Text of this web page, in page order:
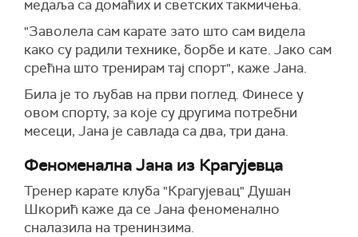
медаља са домаћих и светских такмичења.
"Заволела сам карате зато што сам видела
како су радили технике, борбе и кате. Јако сам
срећна што тренирам тај спорт", каже Јана.
Била је то љубав на први поглед. Финесе у
овом спорту, за које су другима потребни
месеци, Јана је савлада садва, три дана.
Феноменална Јана из Крагујевца
Тренер карате клуба "Крагујевац" Душан
Шкорић каже да се Јана феноменално
сналазила на тренинзима.